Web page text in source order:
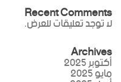
Recent Comments
لا توجد تعليقات للعرض.
Archives
أكتوبر 2025
مايو 2025